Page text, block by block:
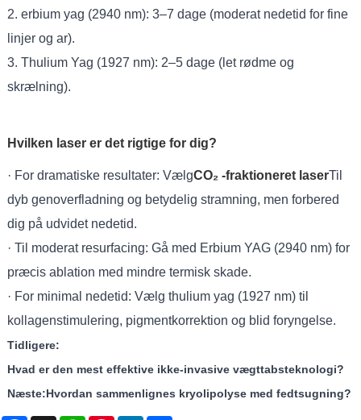
2. erbium yag (2940 nm): 3–7 dage (moderat nedetid for fine
linjer og ar).
3. Thulium Yag (1927 nm): 2–5 dage (let rødme og
skrælning).
Hvilken laser er det rigtige for dig?
· For dramatiske resultater: VælgCO₂ -fraktioneret laserTil
dyb genoverfladning og betydelig stramning, men forbered
dig på udvidet nedetid.
· Til moderat resurfacing: Gå med Erbium YAG (2940 nm) for
præcis ablation med mindre termisk skade.
· For minimal nedetid: Vælg thulium yag (1927 nm) til
kollagenstimulering, pigmentkorrektion og blid foryngelse.
Tidligere:
Hvad er den mest effektive ikke-invasive vægttabsteknologi?
Næste:Hvordan sammenlignes kryolipolyse med fedtsugning?